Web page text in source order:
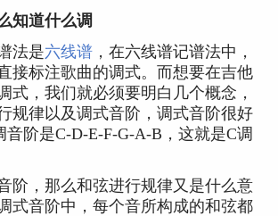
知道什么调
法是六线谱，在六线谱记谱法中，
接标注歌曲的调式。而想要在吉他
式，我们就必须要明白几个概念，
规律以及调式音阶，调式音阶很好
音阶是C-D-E-F-G-A-B，这就是C调
阶，那么和弦进行规律又是什么意
式音阶中，每个音所构成的和弦都